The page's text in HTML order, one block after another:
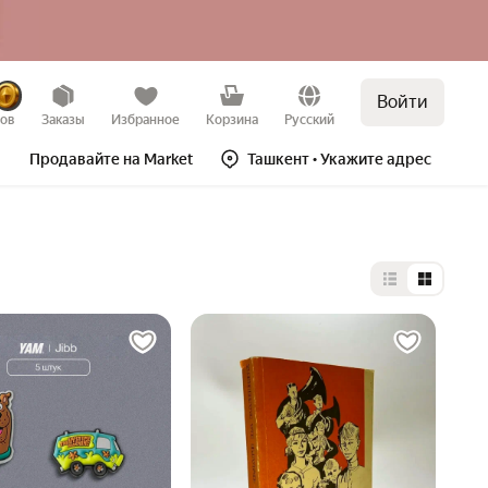
Заказы Избранное Корзина Русский
Войти
Продавайте на Market Ташкент• Укажите адрес
Выбор типа